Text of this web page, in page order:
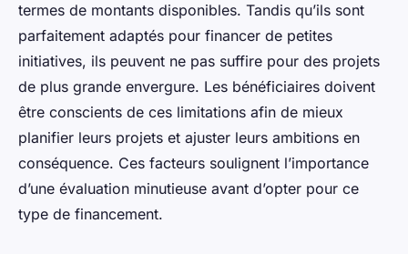
termes de montants disponibles. Tandis qu’ils sont
parfaitement adaptés pour financer de petites
initiatives, ils peuvent ne pas suffire pour des projets
de plus grande envergure. Les bénéficiaires doivent
être conscients de ces limitations afin de mieux
planifier leurs projets et ajuster leurs ambitions en
conséquence. Ces facteurs soulignent l’importance
d’une évaluation minutieuse avant d’opter pour ce
type de financement.